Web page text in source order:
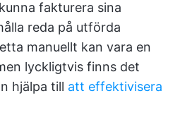
fakturera sina
reda på utförda
manuellt kan vara en
lyckligtvis finns det
hjälpa till att effektivisera